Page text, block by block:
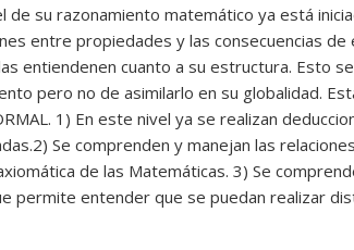
su razonamiento matemático ya está
entre propiedades y las consecuencias de
entiendenen cuanto a su estructura. Esto
pero no de asimilarlo en su globalidad.
1) En este nivel ya se realizan
Se comprenden y manejan las
de las Matemáticas. 3) Se
permite entender que se puedan realizar